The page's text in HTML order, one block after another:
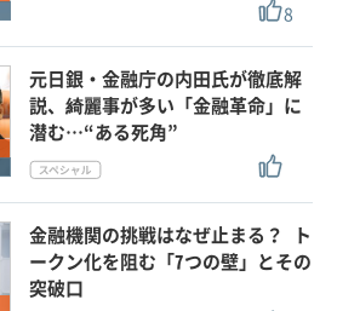
8
元日銀・金融庁の内田氏が徹底解
説、綺麗事が多い「金融革命」に
潜む…“ある死角”
金融機関の挑戦はなぜ止まる？ ト
ークン化を阻む「7つの壁」とその
突破口